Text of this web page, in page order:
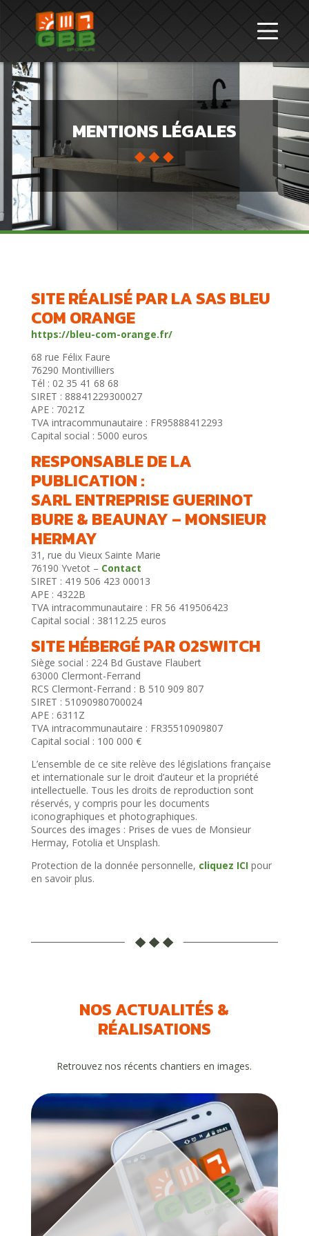
MENTIONS LÉGALES
SITE RÉALISÉ PAR LA SAS BLEU
COM ORANGE
https://bleu-com-orange.fr/
68 rue Félix Faure
76290 Montivilliers
Tél : 02 35 41 68 68
SIRET : 88841229300027
APE : 7021Z
TVA intracommunautaire : FR95888412293
Capital social : 5000 euros
RESPONSABLE DE LA
PUBLICATION :
SARL ENTREPRISE GUERINOT
BURE & BEAUNAY – MONSIEUR
HERMAY
31, rue du Vieux Sainte Marie
76190 Yvetot – Contact
SIRET : 419 506 423 00013
APE : 4322B
TVA intracommunautaire : FR 56 419506423
Capital social : 38112.25 euros
SITE HÉBERGÉ PAR O2SWITCH
Siège social : 224 Bd Gustave Flaubert
63000 Clermont-Ferrand
RCS Clermont-Ferrand : B 510 909 807
SIRET : 51090980700024
APE : 6311Z
TVA intracommunautaire : FR35510909807
Capital social : 100 000 €
L’ensemble de ce site relève des législations française
et internationale sur le droit d’auteur et la propriété
intellectuelle. Tous les droits de reproduction sont
réservés, y compris pour les documents
iconographiques et photographiques.
Sources des images : Prises de vues de Monsieur
Hermay, Fotolia et Unsplash.
Protection de la donnée personnelle, cliquez ICIpour
en savoir plus.
NOS ACTUALITÉS &
RÉALISATIONS
Retrouvez nos récents chantiers en images.